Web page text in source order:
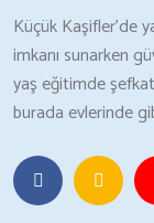
Küçük Kaşifler’de
imkanı sunarken
yaş eğitimde
burada evlerinde